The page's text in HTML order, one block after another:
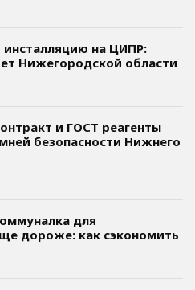
инсталляцию на ЦИПР:
Нижегородской области
и ГОСТ реагенты
безопасности Нижнего
для
дороже: как сэкономить